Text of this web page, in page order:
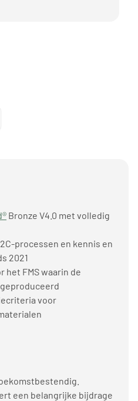
Bronze V4.0 met volledig
processen en kennis en
2021
het FMS waarin de
voor
een belangrijke bijdrage